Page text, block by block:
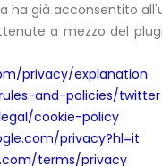
ha già acconsentito
a mezzo del
privacy/explanation
and-policies/
cookie-policy
privacy?hl=it
terms/privacy